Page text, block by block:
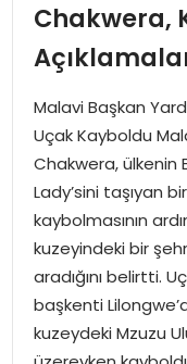
EĞITIM
SPOR
GÜNDEM
MAGAZIN
Chakwera,
Malavi Başkan
Uçak Kayboldu
Chakwera, ülkenin
Lady’sini taşıyan
kaybolmasının
kuzeyindeki bir
aradığını belirtti.
başkenti
kuzeydeki Mzuzu